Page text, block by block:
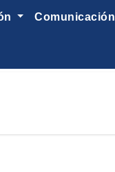
comunicación